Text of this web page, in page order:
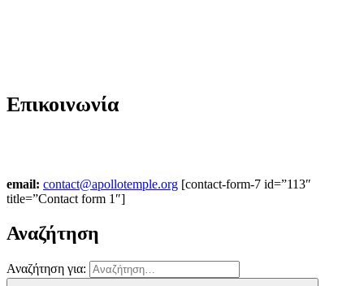
Επικοινωνία
email: contact@apollotemple.org [contact-form-7 id=”113″
title=”Contact form 1″]
Αναζήτηση
Αναζήτηση για: